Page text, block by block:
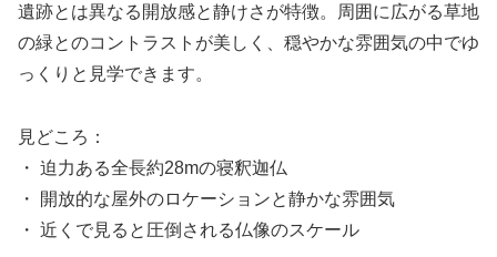
遺跡とは異なる開放感と静けさが特徴。周囲に広がる草地
の緑とのコントラストが美しく、穏やかな雰囲気の中でゆ
っくりと見学できます。
見どころ：
・ 迫力ある全長約28mの寝釈迦仏
・ 開放的な屋外のロケーションと静かな雰囲気
・ 近くで見ると圧倒される仏像のスケール